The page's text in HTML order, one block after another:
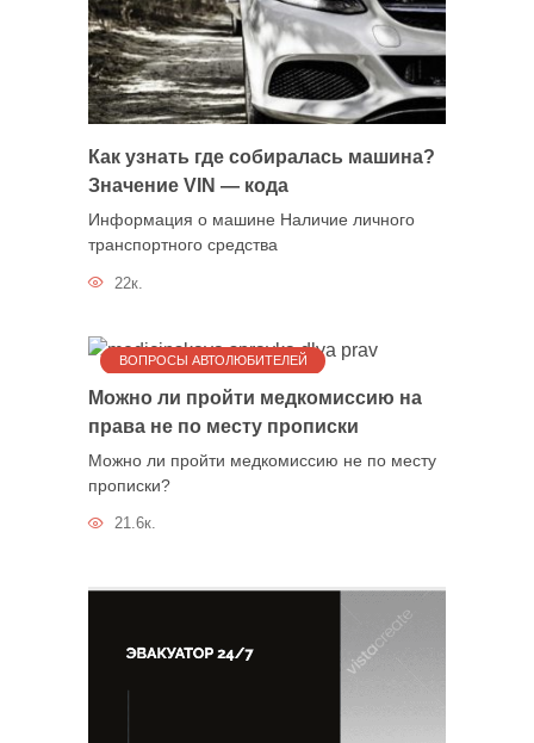
Как узнать где собиралась машина?
Значение VIN — кода
Информация о машине Наличие личного
транспортного средства
22к.
ВОПРОСЫ АВТОЛЮБИТЕЛЕЙ
Можно ли пройти медкомиссию на
права не по месту прописки
Можно ли пройти медкомиссию не по месту
прописки?
21.6к.